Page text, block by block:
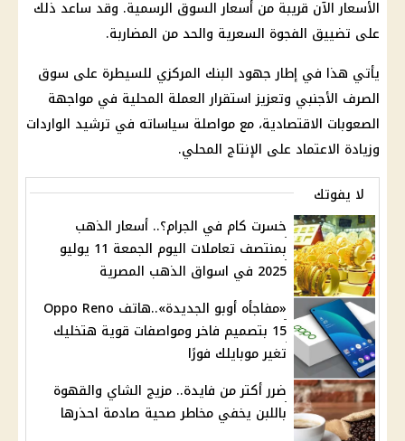
الأسعار الآن قريبة من أسعار السوق الرسمية. وقد ساعد ذلك
على تضييق الفجوة السعرية والحد من المضاربة.
يأتي هذا في إطار جهود البنك المركزي للسيطرة على سوق
الصرف الأجنبي وتعزيز استقرار العملة المحلية في مواجهة
الصعوبات الاقتصادية، مع مواصلة سياساته في ترشيد الواردات
وزيادة الاعتماد على الإنتاج المحلي.
لا يفوتك
خسرت كام في الجرام؟.. أسعار الذهب
بمنتصف تعاملات اليوم الجمعة 11 يوليو
2025 في اسواق الذهب المصرية
«مفاجأه أوبو الجديدة»..هاتف Oppo Reno
15 بتصميم فاخر ومواصفات قوية هتخليك
تغير موبايلك فورًا
ضرر أكتر من فايدة.. مزيج الشاي والقهوة
باللبن يخفي مخاطر صحية صادمة احذرها